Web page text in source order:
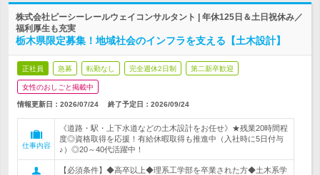
株式会社ピーシーレールウェイコンサルタント | 年休125日＆土日祝休み／
福利厚生も充実
栃木県限定募集！地域社会のインフラを支える【土木設計】
正社員 急募 転勤なし 完全週休2日制 第二新卒歓迎
女性のおしごと掲載中
情報更新日：2026/07/24 終了予定日： 2026/09/24
仕事内容
《道路・駅・上下水道などの土木設計をお任せ》★残業20時間程
度◎資格取得を応援！有給休暇取得も推進中（入社時に5日付与
♪）◎20～40代活躍中！
【必須条件】◆高卒以上◆理系工学部を卒業された方◆土木系学